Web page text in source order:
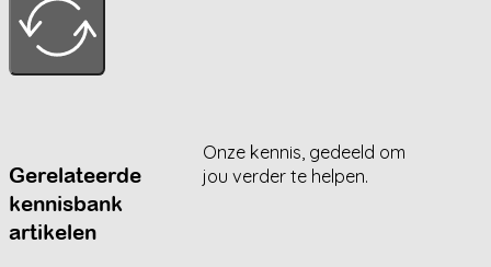
Gerelateerde
kennisbank
artikelen
Onze kennis, gedeeld om
jou verder te helpen.